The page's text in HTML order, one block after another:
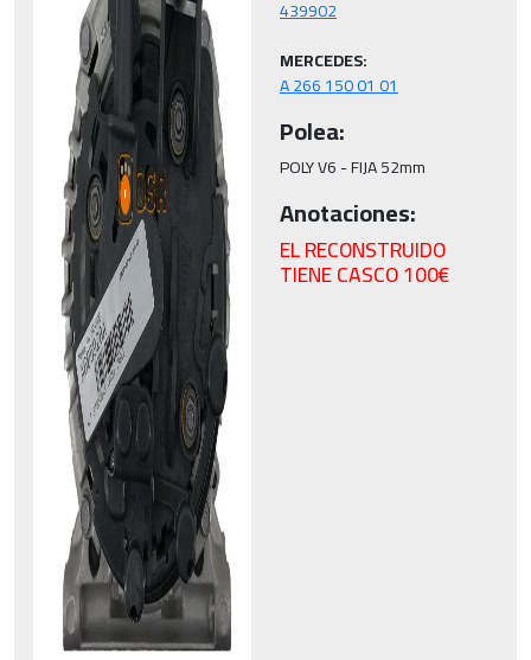
MERCEDES:
A 266 150 01 01
Polea:
POLY V6 - FIJA 52mm
Anotaciones:
EL RECONSTRUIDO
TIENE CASCO 100€